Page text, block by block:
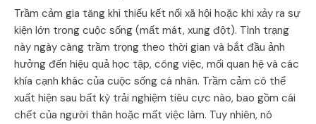
Trầm cảm gia tăng khi thiếu kết nối xã hội hoặc khi xảy ra sự
kiện lớn trong cuộc sống (mất mát, xung đột). Tình trạng
này ngày càng trầm trọng theo thời gian và bắt đầu ảnh
hưởng đến hiệu quả học tập, công việc, mối quan hệ và các
khía cạnh khác của cuộc sống cá nhân. Trầm cảm có thể
xuất hiện sau bất kỳ trải nghiệm tiêu cực nào, bao gồm cái
chết của người thân hoặc mất việc làm. Tuy nhiên, nó